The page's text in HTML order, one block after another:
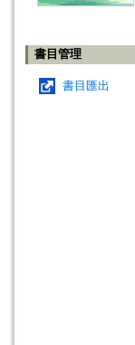
書目管理
書目匯出